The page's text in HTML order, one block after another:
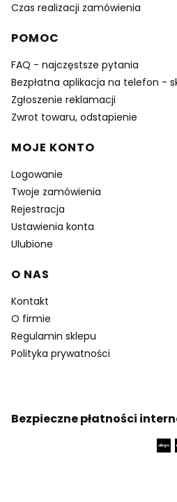
Czas realizacji zamówienia
POMOC
FAQ - najczęstsze pytania
Bezpłatna aplikacja na telefon -
Zgłoszenie reklamacji
Zwrot towaru, odstapienie
MOJE KONTO
Logowanie
Twoje zamówienia
Rejestracja
Ustawienia konta
Ulubione
O NAS
Kontakt
O firmie
Regulamin sklepu
Polityka prywatności
Bezpieczne płatności